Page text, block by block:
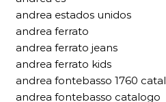
andrea estados unidos
andrea ferrato
andrea ferrato jeans
andrea ferrato kids
andrea fontebasso 1760
andrea fontebasso catalogo